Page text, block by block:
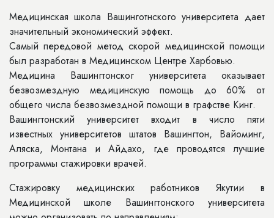
Медицинская школа Вашинготнского университета дает
значительный экономический эффект.
Самый передовой метод скорой медицинской помощи
был разработан в Медицинском Центре Харбовью.
Медицина Вашингтонског университета оказывает
безвозмездную медицинскую помощь до 60% от
общего числа безвозмездной помощи в графстве Кинг.
Вашингтонский университет входит в число пяти
известных университетов штатов Вашингтон, Вайоминг,
Аляска, Монтана и Айдахо, где проводятся лучшие
программы стажировки врачей.
Стажировку медицинских работников Якутии в
Медицинской школе Вашингтонского университета